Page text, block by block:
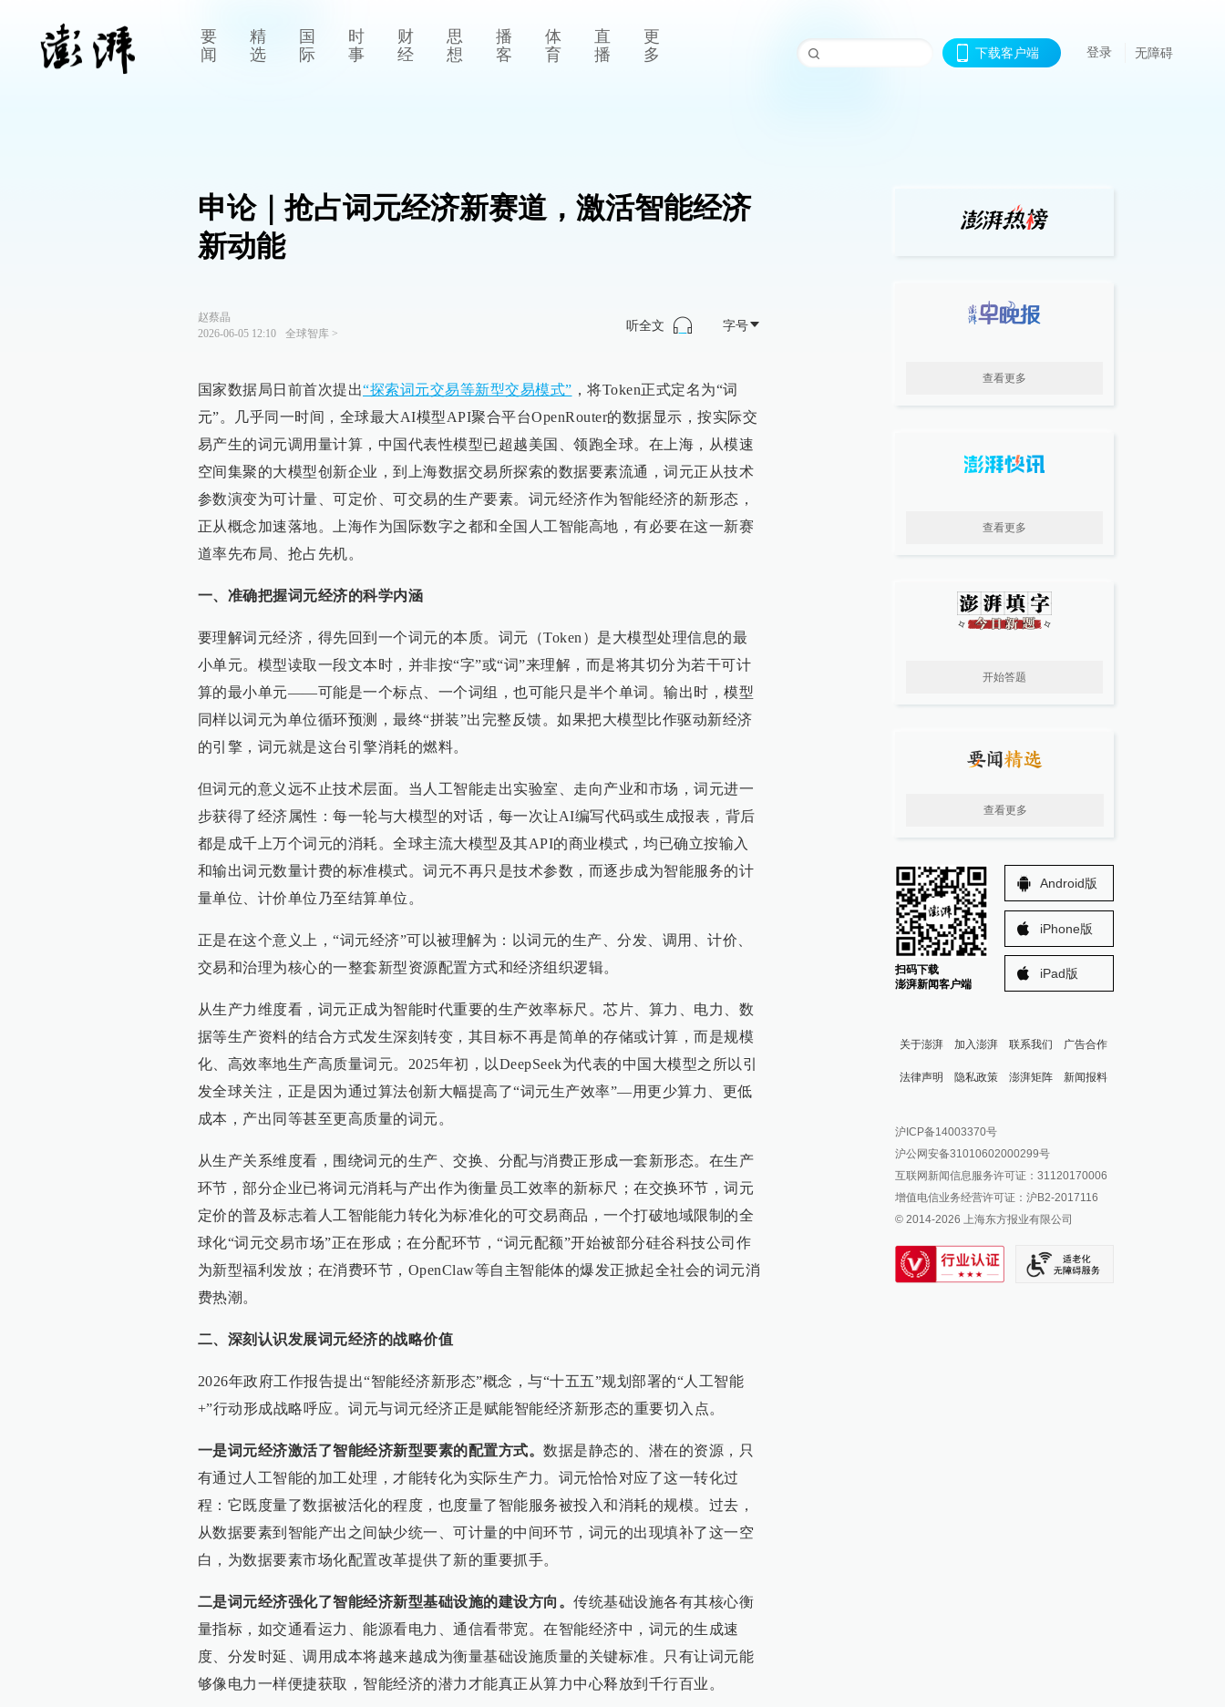
要
闻
精
选
国
际
时
事
财
经
思
想
播
客
体
育
直
播
更
多
下载客户端 登录 无障碍
申论｜抢占词元经济新赛道，激活智能经济
新动能
赵蔡晶
2026-06-05 12:10
全球智库>
听全文 字号
国家数据局日前首次提出“探索词元交易等新型交易模式” ，将Token正式定名为“词
元”。几乎同一时间，全球最大AI模型API聚合平台OpenRouter的数据显示，按实际交
易产生的词元调用量计算，中国代表性模型已超越美国、领跑全球。在上海，从模速
空间集聚的大模型创新企业，到上海数据交易所探索的数据要素流通，词元正从技术
参数演变为可计量、可定价、可交易的生产要素。词元经济作为智能经济的新形态，
正从概念加速落地。上海作为国际数字之都和全国人工智能高地，有必要在这一新赛
道率先布局、抢占先机。
一、 准确把握词元经济的科学内涵
要理解词元经济，得先回到一个词元的本质。词元（Token）是大模型处理信息的最
小单元。模型读取一段文本时，并非按“字”或“词”来理解，而是将其切分为若干可计
算的最小单元——可能是一个标点、一个词组，也可能只是半个单词。输出时，模型
同样以词元为单位循环预测，最终“拼装”出完整反馈。如果把大模型比作驱动新经济
的引擎，词元就是这台引擎消耗的燃料。
但词元的意义远不止技术层面。当人工智能走出实验室、走向产业和市场，词元进一
步获得了经济属性：每一轮与大模型的对话，每一次让AI编写代码或生成报表，背后
都是成千上万个词元的消耗。全球主流大模型及其API的商业模式，均已确立按输入
和输出词元数量计费的标准模式。词元不再只是技术参数，而逐步成为智能服务的计
量单位、计价单位乃至结算单位。
正是在这个意义上，“词元经济”可以被理解为：以词元的生产、分发、调用、计价、
交易和治理为核心的一整套新型资源配置方式和经济组织逻辑。
从生产力维度看，词元正成为智能时代重要的生产效率标尺。芯片、算力、电力、数
据等生产资料的结合方式发生深刻转变，其目标不再是简单的存储或计算，而是规模
化、高效率地生产高质量词元。2025年初，以DeepSeek为代表的中国大模型之所以引
发全球关注，正是因为通过算法创新大幅提高了“词元生产效率”—用更少算力、更低
成本，产出同等甚至更高质量的词元。
从生产关系维度看，围绕词元的生产、交换、分配与消费正形成一套新形态。在生产
环节，部分企业已将词元消耗与产出作为衡量员工效率的新标尺；在交换环节，词元
定价的普及标志着人工智能能力转化为标准化的可交易商品，一个打破地域限制的全
球化“词元交易市场”正在形成；在分配环节，“词元配额”开始被部分硅谷科技公司作
为新型福利发放；在消费环节，OpenClaw等自主智能体的爆发正掀起全社会的词元消
费热潮。
二、 深刻认识发展词元经济的战略价值
2026年政府工作报告提出“智能经济新形态”概念，与“十五五”规划部署的“人工智能
+”行动形成战略呼应。词元与词元经济正是赋能智能经济新形态的重要切入点。
一是词元经济激活了智能经济新型要素的配置方式。 数据是静态的、潜在的资源，只
有通过人工智能的加工处理，才能转化为实际生产力。词元恰恰对应了这一转化过
程：它既度量了数据被活化的程度，也度量了智能服务被投入和消耗的规模。过去，
从数据要素到智能产出之间缺少统一、可计量的中间环节，词元的出现填补了这一空
白，为数据要素市场化配置改革提供了新的重要抓手。
二是词元经济强化了智能经济新型基础设施的建设方向。 传统基础设施各有其核心衡
量指标，如交通看运力、能源看电力、通信看带宽。在智能经济中，词元的生成速
度、分发时延、调用成本将越来越成为衡量基础设施质量的关键标准。只有让词元能
够像电力一样便捷获取，智能经济的潜力才能真正从算力中心释放到千行百业。
查看更多
查看更多
开始答题
查看更多
扫码下载
澎湃新闻客户端
Android版
iPhone版
iPad版
关于澎湃 加入澎湃 联系我们 广告合作
法律声明 隐私政策 澎湃矩阵
澎湃新闻公众号
澎湃新闻抖音号
派生万物开放平台
IP SHANGHAI
SIXTH TONE
新闻报料
报料邮箱: news@thepaper.cn
沪ICP备14003370号
沪公网安备31010602000299号
互联网新闻信息服务许可证：31120170006
增值电信业务经营许可证：沪B2-2017116
© 2014-2026 上海东方报业有限公司